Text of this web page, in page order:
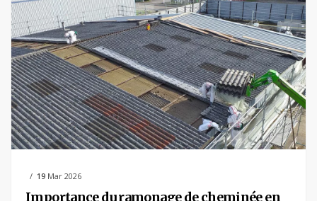
19 Mar 2026
Importance du ramonage de cheminée en